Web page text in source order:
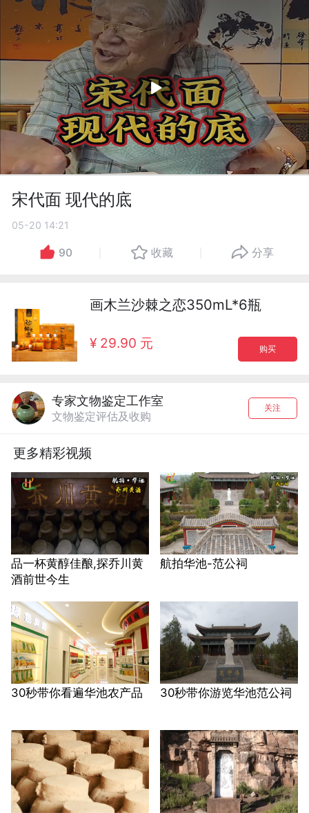
宋代面 现代的底
05-20 14:21
90 收藏 分享
画木兰沙棘之恋350mL*6瓶
¥ 29.90 元 购买
专家文物鉴定工作室
文物鉴定评估及收购
关注
更多精彩视频
品一杯黄醇佳酿,探乔川黄
酒前世今生
航拍华池-范公祠
30秒带你看遍华池农产品 30秒带你游览华池范公祠